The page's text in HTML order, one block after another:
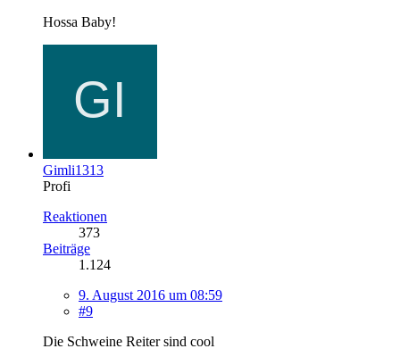
Hossa Baby!
Gimli1313
Profi
Reaktionen
373
Beiträge
1.124
9. August 2016 um 08:59
#9
Die Schweine Reiter sind cool